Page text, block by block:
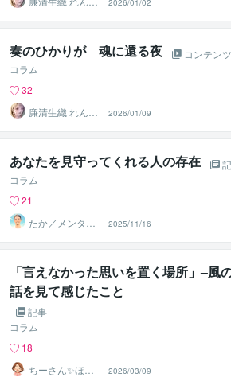
い さき
2026/01/02
奏のひかりが 魂に還る夜
コンテンツ
コラム
32
廉清生織 れんせ
い さき
2026/01/09
あなたを見守ってくれる人の存在
コラム
21
たか／メンタル
パートナー
2025/11/16
「言えなかった思いを置く場所」–風
話を見て感じたこと
記事
コラム
18
ちーさん✨ほっ
こりの間の人
2026/03/09